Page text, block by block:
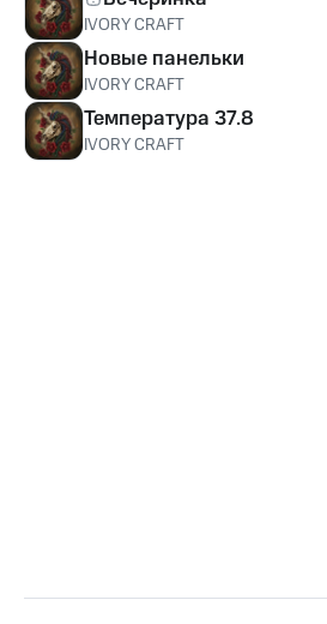
IVORY CRAFT
Новые панельки
IVORY CRAFT
Температура 37.8
IVORY CRAFT